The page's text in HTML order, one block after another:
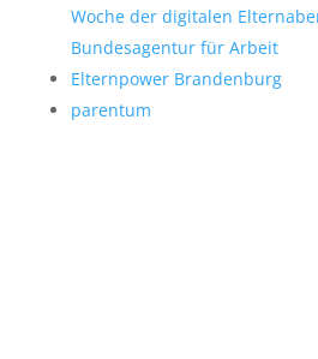
Woche der digitalen
Bundesagentur für Arbeit
Elternpower Brandenburg
parentum